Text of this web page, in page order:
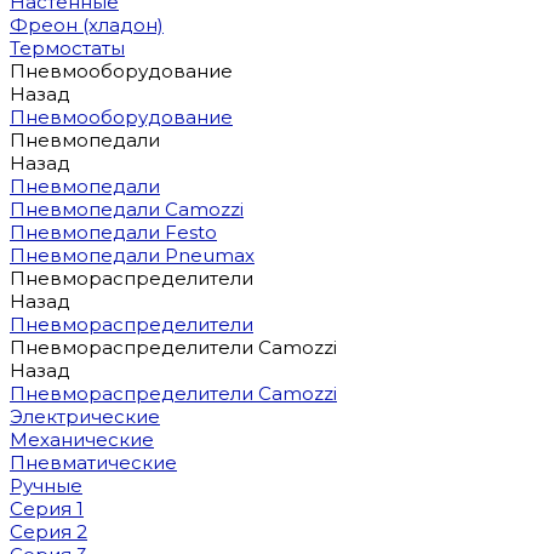
Фреон (хладон)
Термостаты
Пневмооборудование
Назад
Пневмооборудование
Пневмопедали
Назад
Пневмопедали
Пневмопедали Camozzi
Пневмопедали Festo
Пневмопедали Pneumax
Пневмораспределители
Назад
Пневмораспределители
Пневмораспределители Camozzi
Назад
Пневмораспределители Camozzi
Электрические
Механические
Пневматические
Ручные
Серия 1
Серия 2